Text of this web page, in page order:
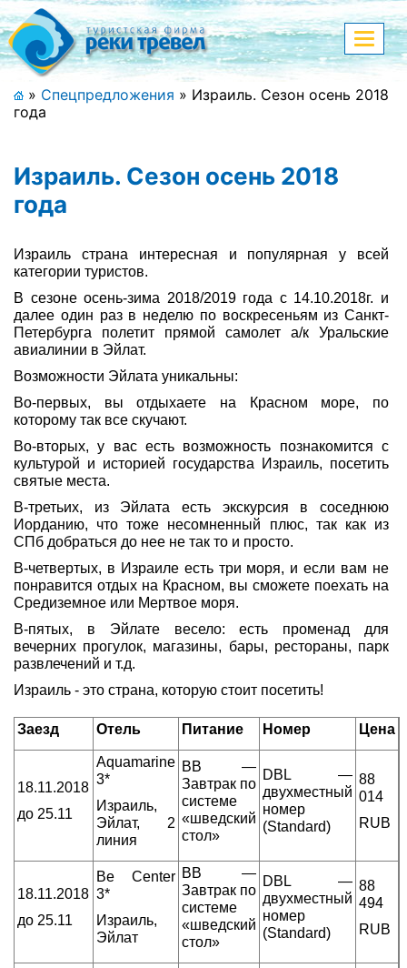
Меню
+7 (911) 182-44-68
Полная версия сайта
Главная
Праздничные туры
Поиск тура
Туры по России
Автобусные туры
Круизы
Туры на пароме
Авиабилеты
Туристическая страховка
О компании
Отзывы
меню
» Спецпредложения » Израиль. Сезон осень 2018
года
Израиль. Сезон осень 2018
года
Израиль страна интересная и популярная у всей
категории туристов.
В сезоне осень-зима 2018/2019 года с 14.10.2018г. и
далее один раз в неделю по воскресеньям из Санкт-
Петербурга полетит прямой самолет а/к Уральские
авиалинии в Эйлат.
Возможности Эйлата уникальны:
Во-первых, вы отдыхаете на Красном море, по
которому так все скучают.
Во-вторых, у вас есть возможность познакомится с
культурой и историей государства Израиль, посетить
святые места.
В-третьих, из Эйлата есть экскурсия в соседнюю
Иорданию, что тоже несомненный плюс, так как из
СПб добраться до нее не так то и просто.
В-четвертых, в Израиле есть три моря, и если вам не
понравится отдых на Красном, вы сможете поехать на
Средиземное или Мертвое моря.
В-пятых, в Эйлате весело: есть променад для
вечерних прогулок, магазины, бары, рестораны, парк
развлечений и т.д.
Израиль - это страна, которую стоит посетить!
Заезд Отель Питание Номер Цена
18.11.2018
до 25.11
Aquamarine
3*
Израиль,
Эйлат, 2
линия
BB —
Завтрак по
системе
«шведский
стол»
DBL —
двухместный
номер
(Standard)
88
014
RUB
18.11.2018
до 25.11
Be Center
3*
Израиль,
Эйлат
BB —
Завтрак по
системе
«шведский
стол»
DBL —
двухместный
номер
(Standard)
88
494
RUB